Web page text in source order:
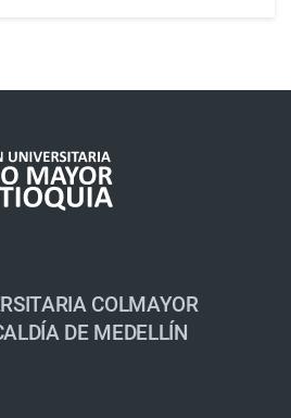
COLMAYOR
DE MEDELLÍN